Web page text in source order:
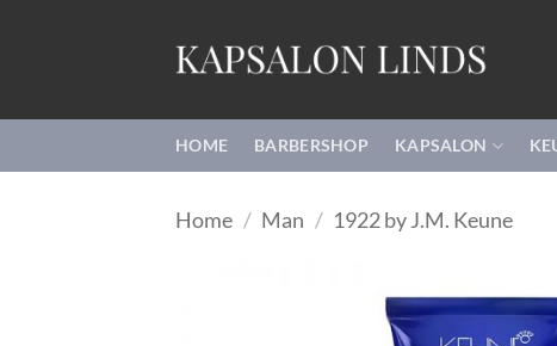
HOME BARBERSHOP KAPSALON
Home / Man / 1922 by J.M. Keune